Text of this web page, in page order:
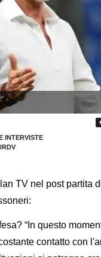
INTERVISTE
TV nel post partita
“In questo
contatto con